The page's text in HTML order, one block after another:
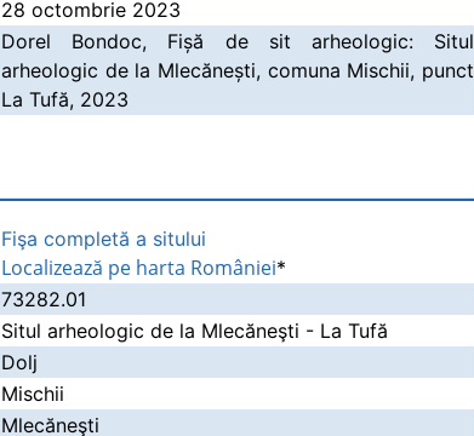
28 octombrie 2023
Dorel Bondoc, Fișă de sit arheologic: Situl
arheologic de la Mlecănești, comuna Mischii, punct
La Tufă, 2023
Fişa completă a sitului
Localizează pe harta României*
73282.01
Situl arheologic de la Mlecăneşti - La Tufă
Dolj
Mischii
Mlecăneşti